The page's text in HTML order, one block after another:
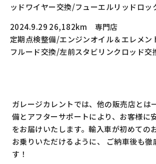
ッドワイヤー交換/フューエルリッドロッ
2024.9.29 26,182km 専門店
定期点検整備/エンジンオイル＆エレメン
フルード交換/左前スタビリンクロッド交
ガレージカレントでは、他の販売店とは
備とアフターサポートにより、お客様に
をお届けいたします。輸入車が初めての
お乗りいただけるように、 ご納車後も徹
す！